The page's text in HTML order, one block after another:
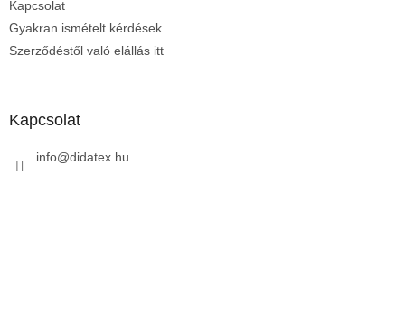
Kapcsolat
Gyakran ismételt kérdések
Szerződéstől való elállás itt
Kapcsolat
info@didatex.hu